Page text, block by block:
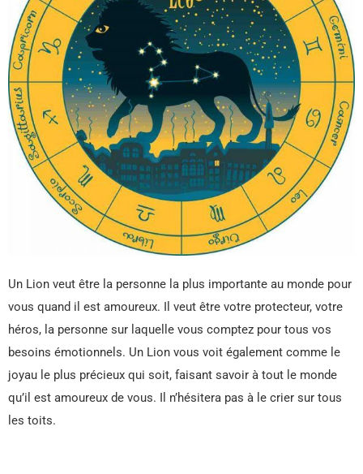
Un Lion veut être la personne la plus importante au monde pour
vous quand il est amoureux. Il veut être votre protecteur, votre
héros, la personne sur laquelle vous comptez pour tous vos
besoins émotionnels. Un Lion vous voit également comme le
joyau le plus précieux qui soit, faisant savoir à tout le monde
qu’il est amoureux de vous. Il n’hésitera pas à le crier sur tous
les toits.